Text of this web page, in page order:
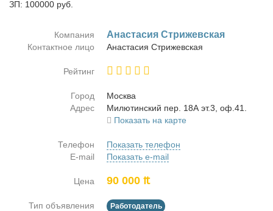
ЗП: 100000 руб.
Компания Ана­ста­сия Стри­жев­ская
Контактное лицо Ана­ста­сия Стри­жев­ская
Рейтинг
Город
Москва
Адрес
Ми­лю­тин­ский пер. 18А эт.3, оф.41.
Показать на карте
Телефон
Показать телефон
E-mail
Показать e-mail
Цена 90 000 ₶
Тип объявления Работодатель